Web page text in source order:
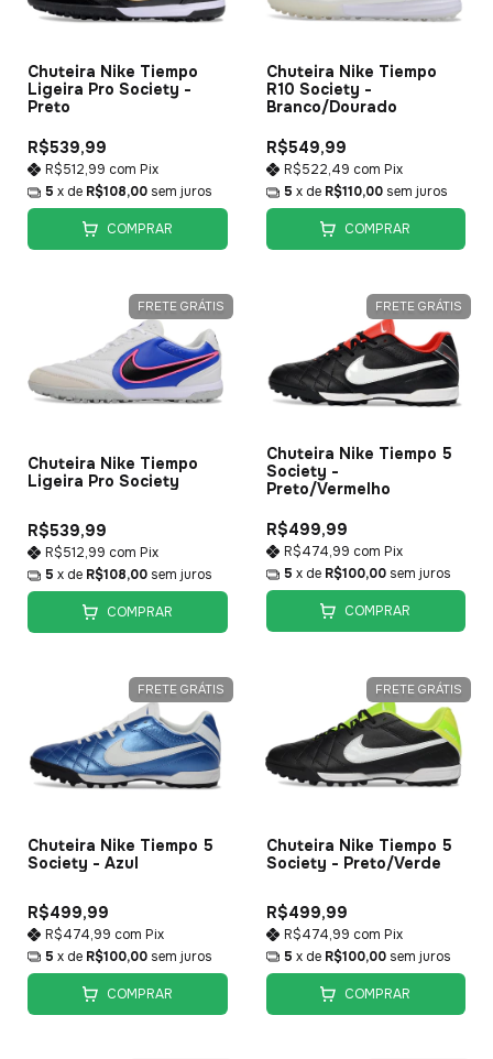
Chuteira Nike Tiempo
Ligeira Pro Society -
Preto
R$539,99
R$512,99 com Pix
5 x de R$108,00 sem juros
COMPRAR
Chuteira Nike Tiempo
R10 Society -
Branco/Dourado
R$549,99
R$522,49 com Pix
5 x de R$110,00 sem juros
COMPRAR
FRETE GRÁTIS
Chuteira Nike Tiempo
Ligeira Pro Society
R$539,99
R$512,99 com Pix
5 x de R$108,00 sem juros
COMPRAR
FRETE GRÁTIS
Chuteira Nike Tiempo 5
Society -
Preto/Vermelho
R$499,99
R$474,99 com Pix
5 x de R$100,00 sem juros
COMPRAR
FRETE GRÁTIS
Chuteira Nike Tiempo 5
Society - Azul
R$499,99
R$474,99 com Pix
5 x de R$100,00 sem juros
COMPRAR
FRETE GRÁTIS
Chuteira Nike Tiempo 5
Society - Preto/Verde
R$499,99
R$474,99 com Pix
5 x de R$100,00 sem juros
COMPRAR